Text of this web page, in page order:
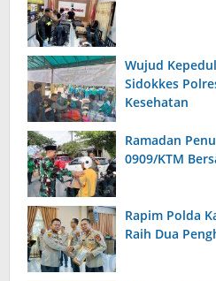
Wujud
Sidokkes
Kesehatan
Ramadan
0909/KTM
Rapim Polda
Raih Dua